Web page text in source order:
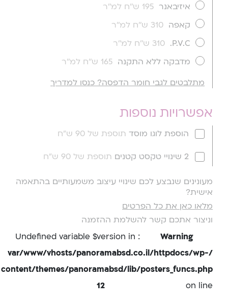
איזיבאנר 195 ש''ח למ''ר
קאפה 310 ש''ח למ''ר
P.V.C.
310 ש''ח למ''ר
מדבקה ללא התקנה 165 ש''ח למ''ר
מתלבטים לגבי חומר הדפסה? כנסו למדריך
אפשרויות נוספות
הוספת לוגו מוסד תוספת של 90 ש"ח
2 שינויי טקסט קטנים תוספת של 90 ש"ח
מעונינים שנבצע לכם שינויי עיצוב משמעותיים בהתאמה
אישית?
מלאו כאן את כל הפרטים
וניצור אתכם קשר להשלמת ההזמנה
Warning
: Undefined variable $version in
/var/www/vhosts/panoramabsd.co.il/httpdocs/wp-
content/themes/panoramabsd/lib/posters_funcs.php
on line
12